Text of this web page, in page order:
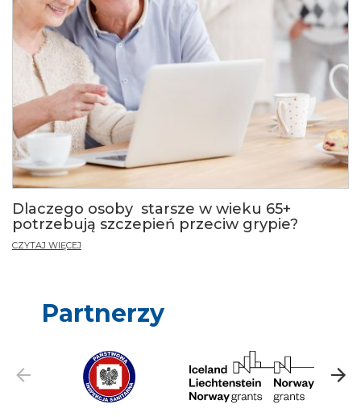
Dlaczego osoby starsze w wieku 65+
potrzebują szczepień przeciw grypie?
CZYTAJ WIĘCEJ
Partnerzy